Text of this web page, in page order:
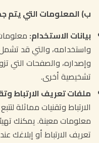
ب) المعلومات التي يتم
بيانات الاستخدام:
وإصداره، والصفحات التي
تشخيصية أخرى.
ملفات تعريف الارتباط
الارتباط وتقنيات مماثلة
معلومات معينة. يمكنك
تعريف الارتباط أو إبلاغك